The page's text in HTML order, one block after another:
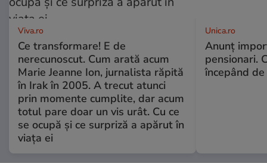
Viva.ro
Ce transformare! E de
nerecunoscut. Cum arată acum
Marie Jeanne Ion, jurnalista răpită
în Irak în 2005. A trecut atunci
prin momente cumplite, dar acum
totul pare doar un vis urât. Cu ce
se ocupă și ce surpriză a apărut în
viața ei
Unica.ro
Anunț
pensionari.
începând